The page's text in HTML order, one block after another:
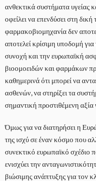
ανθεκτικά συστήματα υγείας
οφείλει να επενδύσει στη
φαρμακοβιομηχανία δεν
αποτελεί κρίσιμη υποδομή
συνοχή και την ευρωπαϊκή
βιοομοειδών και φαρμάκων
καθημερινά ότι μπορεί να
ασθενών, να στηρίξει τα
σημαντική προστιθέμενη αξία
Όμως για να διατηρήσει η
της ισχύ σε έναν κόσμο που
συνεκτικό ευρωπαϊκό σχέδιο
ενισχύει την
βιώσιμης ανάπτυξης για τον